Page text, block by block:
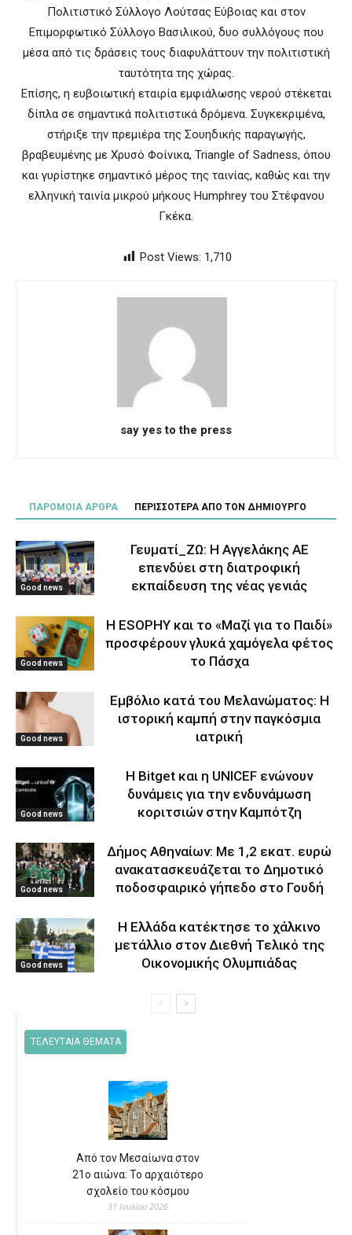
Πολιτιστικό Σύλλογο Λούτσας Εύβοιας και στον
Επιμορφωτικό Σύλλογο Βασιλικού, δυο συλλόγους που
μέσα από τις δράσεις τους διαφυλάττουν την πολιτιστική
ταυτότητα της χώρας.
Επίσης, η ευβοιωτική εταιρία εμφιάλωσης νερού στέκεται
δίπλα σε σημαντικά πολιτιστικά δρόμενα. Συγκεκριμένα,
στήριξε την πρεμιέρα της Σουηδικής παραγωγής,
βραβευμένης με Χρυσό Φοίνικα, Triangle of Sadness, όπου
και γυρίστηκε σημαντικό μέρος της ταινίας, καθώς και την
ελληνική ταινία μικρού μήκους Humphrey του Στέφανου
Γκέκα.
Post Views: 1,710
say yes to the press
ΠΑΡΟΜΟΙΑ ΑΡΘΡΑ ΠΕΡΙΣΣΟΤΕΡΑ ΑΠΟ ΤΟΝ ΔΗΜΙΟΥΡΓΟ
Good news
Γευματί_ΖΩ: Η Αγγελάκης ΑΕ
επενδύει στη διατροφική
εκπαίδευση της νέας γενιάς
Good news
Η ESOPHY και το «Μαζί για το Παιδί»
προσφέρουν γλυκά χαμόγελα φέτος
το Πάσχα
Good news
Εμβόλιο κατά του Μελανώματος: Η
ιστορική καμπή στην παγκόσμια
ιατρική
Good news
Η Bitget και η UNICEF ενώνουν
δυνάμεις για την ενδυνάμωση
κοριτσιών στην Καμπότζη
Good news
Δήμος Αθηναίων: Με 1,2 εκατ. ευρώ
ανακατασκευάζεται το Δημοτικό
ποδοσφαιρικό γήπεδο στο Γουδή
Good news
Η Ελλάδα κατέκτησε το χάλκινο
μετάλλιο στον Διεθνή Τελικό της
Οικονομικής Ολυμπιάδας
ΤΕΛΕΥΤΑΙΑ ΘΕΜΑΤΑ
Από τον Μεσαίωνα στον
21ο αιώνα: Το αρχαιότερο
σχολείο του κόσμου
31 Ιουλίου 2026